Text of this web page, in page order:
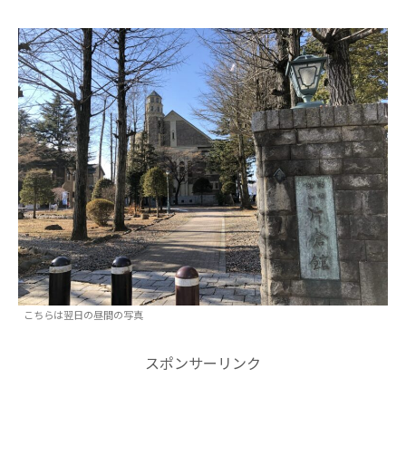
こちらは翌日の昼間の写真
スポンサーリンク